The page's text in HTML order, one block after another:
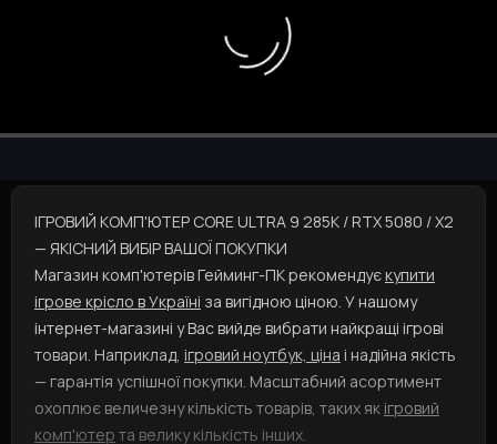
ІГРОВИЙ КОМП'ЮТЕР CORE ULTRA 9 285K / RTX 5080 / X2
— ЯКІСНИЙ ВИБІР ВАШОЇ ПОКУПКИ
Магазин комп'ютерів Гейминг-ПК рекомендує
інтернет-магазині у Вас вийде вибрати найкращі ігрові
— гарантія успішної покупки. Масштабний асортимент
охоплює величезну кількість товарів, таких як
комп'ютер
та велику кількість інших.
— ДОБРИЙ ВИБІР КОЖНОГО
На випадок, якщо Вас цікавить
ігрові крісла, купити
можна, додавши до кошику товар і вказавши спосіб
доставки. А ігрові мишкипредставлені у різноманітних
варіаціях: швидше купуйте! Плануєте купити продукт, як
? Ми готові допомогти Вам!
ТОП Категорії ТОП Меню ТОП Картки ТОП Фільтри
кабель пк дбж для пк купити навушники геймерські
ігровий килимок
Ігровий комп'ютер
Ігрові ноутбуки Аксесуари для геймерів
Ігровий комп'ютер Core i5 13400 / RTX 4060 V2
ДБЖ для ігрових комп'ютерів у Запоріжжі